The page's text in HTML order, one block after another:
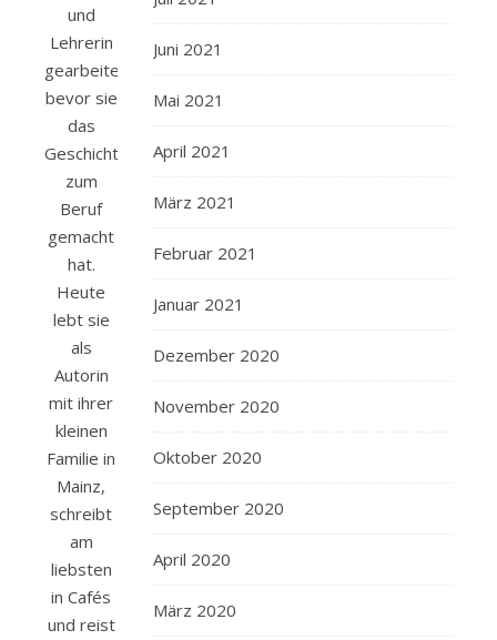
und
Lehrerin
gearbeitet,
bevor sie
das
Geschichtenerzählen
zum
Beruf
gemacht
hat.
Heute
lebt sie
als
Autorin
mit ihrer
kleinen
Familie in
Mainz,
schreibt
am
liebsten
in Cafés
und reist
Juni 2021
Mai 2021
April 2021
März 2021
Februar 2021
Januar 2021
Dezember 2020
November 2020
Oktober 2020
September 2020
April 2020
März 2020